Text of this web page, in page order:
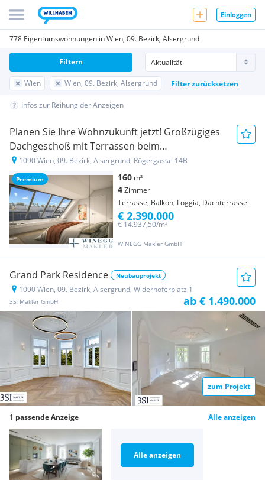
Einloggen
778 Eigentumswohnungen in Wien, 09. Bezirk, Alsergrund
Wien Wien, 09. Bezirk, Alsergrund Filter zurücksetzen
Filtern
Infos zur Reihung der Anzeigen
Premium
Planen Sie Ihre Wohnzukunft jetzt! Großzügiges
Dachgeschoß mit Terrassen beim
Servitenviertel!
1090 Wien, 09. Bezirk, Alsergrund, Rögergasse 14B
160 m²
4Zimmer
Terrasse, Balkon, Loggia, Dachterrasse
WINEGG Makler GmbH
€ 14.937,50/m²
€ 2.390.000
Grand Park Residence Neubauprojekt
1090 Wien, 09. Bezirk, Alsergrund, Widerhoferplatz 1
3SI Makler GmbH ab € 1.490.000
zum Projekt
1 passende Anzeige Alle anzeigen
Alle anzeigen